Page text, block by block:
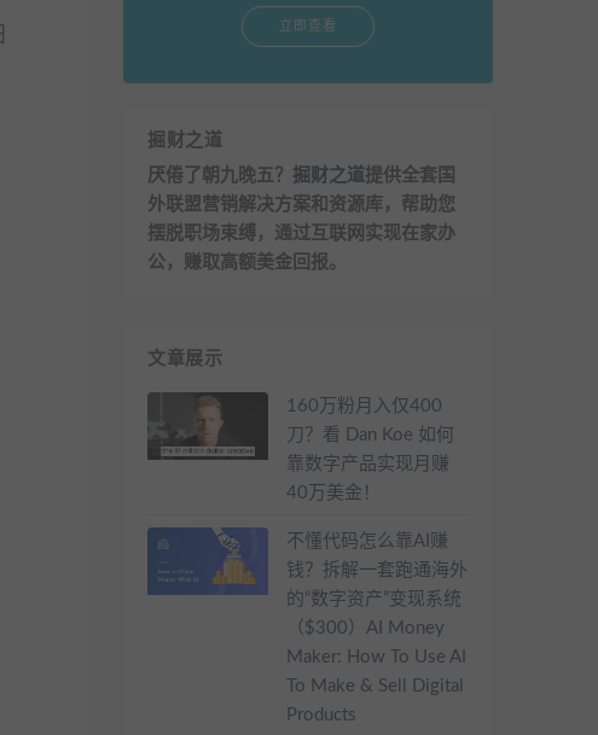
立即查看
掘财之道
厌倦了朝九晚五？ 掘财之道提供全套国
外联盟营销解决方案和资源库，帮助您
摆脱职场束缚，通过互联网实现在家办
公，赚取高额美金回报。
文章展示
160万粉月入仅400
刀？看 Dan Koe 如何
靠数字产品实现月赚
40万美金！
不懂代码怎么靠AI赚
钱？拆解一套跑通海外
的“数字资产”变现系统
（$300）AI Money
Maker: How To Use AI
To Make & Sell Digital
Products